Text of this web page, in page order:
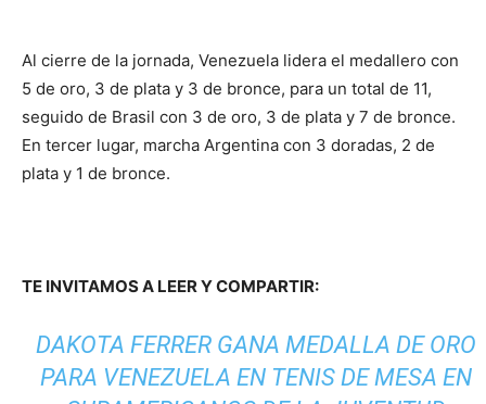
Al cierre de la jornada, Venezuela lidera el medallero con
5 de oro, 3 de plata y 3 de bronce, para un total de 11,
seguido de Brasil con 3 de oro, 3 de plata y 7 de bronce.
En tercer lugar, marcha Argentina con 3 doradas, 2 de
plata y 1 de bronce.
TE INVITAMOS A LEER Y COMPARTIR:
DAKOTA FERRER GANA MEDALLA DE ORO
PARA VENEZUELA EN TENIS DE MESA EN